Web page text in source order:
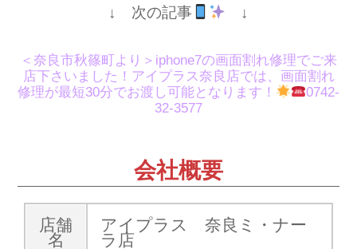
↓ 次の記事 ↓
＜奈良市秋篠町より＞iphone7の画面割れ修理でご来
店下さいました！アイプラス奈良店では、画面割れ
修理が最短30分でお渡し可能となります！
0742-
32-3577
会社概要
店舗
名
アイプラス 奈良ミ・ナー
ラ店